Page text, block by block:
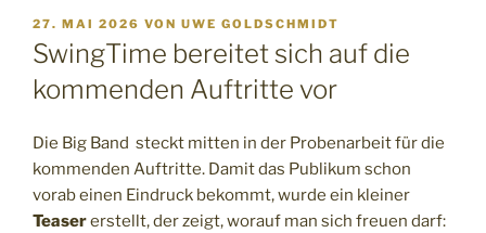
VERÖFFENTLICHT
AM
27. MAI 2026 VON UWE GOLDSCHMIDT
SwingTime bereitet sich auf die
kommenden Auftritte vor
Die Big Band steckt mitten in der Probenarbeit für die
kommenden Auftritte. Damit das Publikum schon
vorab einen Eindruck bekommt, wurde ein kleiner
Teasererstellt, der zeigt, worauf man sich freuen darf: